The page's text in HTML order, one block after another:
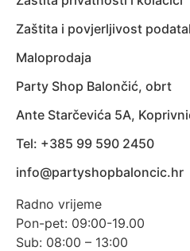
Zaštita i povjerljivost
Maloprodaja
Party Shop Balončić, obrt
Ante Starčevića 5A,
Tel: +385 99 590 2450
info@partyshopbaloncic.hr
Radno vrijeme
Pon-pet: 09:00-19.00
Sub: 08:00 – 13:00